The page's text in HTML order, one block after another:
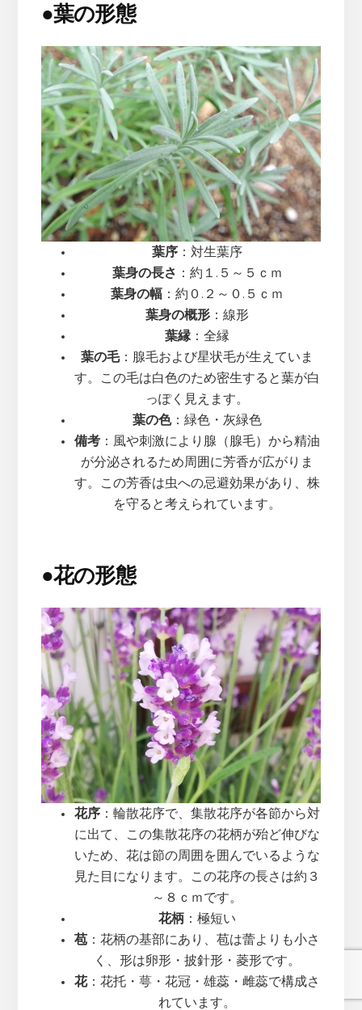
●葉の形態
葉序 ：対生葉序
葉身の長さ ：約１.５～５ｃｍ
葉身の幅 ：約０.２～０.５ｃｍ
葉身の概形 ：線形
葉縁 ：全縁
葉の毛：腺毛および星状毛が生えていま
す。この毛は白色のため密生すると葉が白
っぽく見えます。
葉の色：緑色・灰緑色
備考 ：風や刺激により腺（腺毛）から精油
が分泌されるため周囲に芳香が広がりま
す。この芳香は虫への忌避効果があり、株
を守ると考えられています。
●花の形態
花序 ：輪散花序で、集散花序が各節から対
に出て、この集散花序の花柄が殆ど伸びな
いため、花は節の周囲を囲んでいるような
見た目になります。この花序の長さは約３
～８ｃｍです。
花柄 ：極短い
苞 ：花柄の基部にあり、苞は蕾よりも小さ
く、形は卵形・披針形・菱形です。
花：花托・萼・花冠・雄蕊・雌蕊で構成さ
れています。